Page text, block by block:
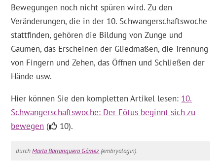
Bewegungen noch nicht spüren wird. Zu den
Veränderungen, die in der 10. Schwangerschaftswoche
stattfinden, gehören die Bildung von Zunge und
Gaumen, das Erscheinen der Gliedmaßen, die Trennung
von Fingern und Zehen, das Öffnen und Schließen der
Hände usw.
Hier können Sie den kompletten Artikel lesen: 10.
Schwangerschaftswoche: Der Fötus beginnt sich zu
bewegen ( 10).
durchMarta Barranquero Gómez(embryologin).